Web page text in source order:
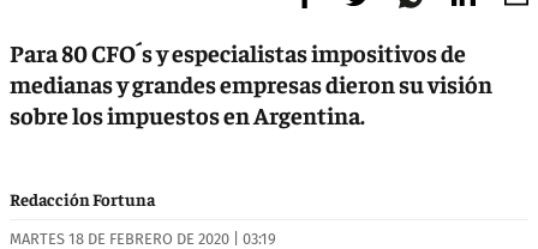
Para 80 CFO´s y especialistas impositivos de
medianas y grandes empresas dieron su visión
sobre los impuestos en Argentina.
Redacción Fortuna
MARTES 18 DE FEBRERO DE 2020 | 03:19